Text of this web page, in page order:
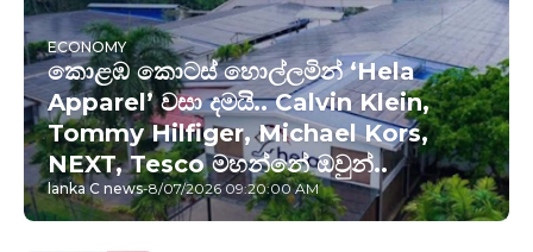
ECONOMY
කොළඹ කොටස් හොල්ලමින් ‘Hela
Apparel’ වසා දමයි.. Calvin Klein,
Tommy Hilfiger, Michael Kors,
NEXT, Tesco මහන්නේ ඔවුන්..
lanka C news-8/07/2026 09:20:00 AM